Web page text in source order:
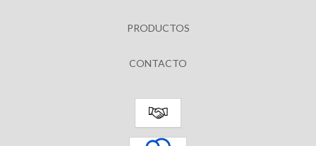
PRODUCTOS
CONTACTO